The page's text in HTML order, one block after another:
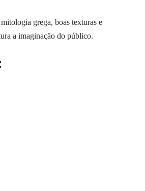
grega, boas texturas e
a imaginação do público.